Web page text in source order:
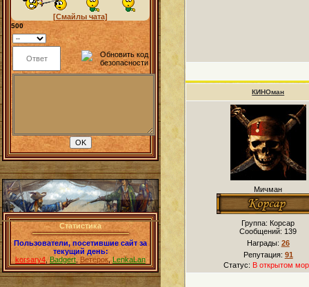
[Смайлы чата]
500
Статистика
Пользователи, посетившие сайт за
текущий день:
korsary4,Badgert Ветерок,LenkaLan
КИНОман
Мичман
Группа: Корсар
Сообщений: 139
Награды: 26
Репутация: 91
Статус: В открытом